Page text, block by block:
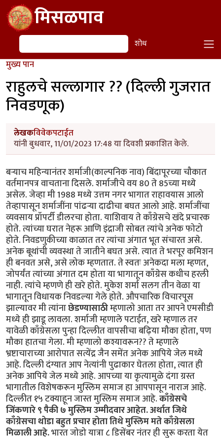
Skip to main contentमिसळपाव
शोध शोध
मुख्य पान
राहुलचे सल्लागार ?? (दिल्ली गुजरात
निवडणूक)
लेखकविवेकपटाईत
यांनी बुधवार, 11/01/2023 17:48 या दिवशी प्रकाशित केले.
बऱ्याच महिन्यानंतर शर्माजी(काल्पनिक नाव) बिंदापूरच्या चौकात
वर्तमानपत्र वाचताना दिसले. शर्माजीचे वय 80 ते 85च्या मध्ये
असेल. जेव्हा मी 1988 मध्ये उत्तम नगर भागात राहावयास आलो
तेव्हापासून शर्माजींना पांढऱ्या दाढीचा बघत आलो आहे. शर्माजींचा
व्यवसाय प्रॉपर्टी डीलरचा होता. याशिवाय ते काँग्रेसचे खंदे प्रचारक
होते. त्यांच्या घरात नेहरू आणि इंद्राजी सोबत त्यांचे अनेक फोटो
होते. निवडणुकीच्या काळात तर त्यांचा अंगात भूत संचारत असे.
अनेक बूथांची व्यवस्था ते जातीने बघत असे. त्यात ते भरपूर कमिशन
ही बनवत असे, असे लोक म्हणतात. ते स्वतः अनेकदा मला म्हणत,
जोपर्यंत त्यांच्या अंगात दम होता या भागातून काँग्रेस कधीच हरली
नाही. त्यांचे म्हणणे ही खरे होते. मुकेश शर्मा सलग तीन वेळा या
भागातून विधायक निवडल्या गेले होते. औपचारिक विचारपूस
झाल्यावर मी त्यांनाछेडण्यासाठीम्हणालो आता तर आपने एमसीडी
मध्ये ही झाडू लावला. शर्माजी म्हणाले पटाईत, खरे म्हणाल तर
यावेळी काँग्रेसला पुन्हा दिल्लीत वापसीचा बढ़िया मौका होता, पण
मौका हातचा गेला. मी म्हणालो कश्यावरून?? ते म्हणाले
भ्रष्टाचाराच्या आरोपात सत्येंद्र जैन समेंत अनेक आपिये जेल मध्ये
आहे. दिल्ली दंग्यात आप नेत्यांनी पुढाकार घेतला होता, त्यात ही
अनेक आपिये जेल मध्ये आहे. आपच्या या कृत्यामुळे दंगा ग्रस्त
भागातील विशेषकरून मुस्लिम समाज हा आपपासून नाराज आहे.
दिल्लीत १५ टक्याहून जास्त मुस्लिम समाज आहे.काँग्रेसचे
जिंकणारे ९ पैकी ७ मुस्लिम उम्मीदवार आहेत. अर्थात जिथे
काँग्रेसचा थोडा बहुत प्रचार होता तिथे मुस्लिम मते काँग्रेसला
मिळाली आहे.भारत जोडो यात्रा ८ डिसेंबर नंतर ही सुरू करता येत